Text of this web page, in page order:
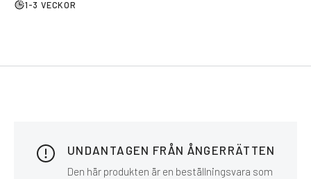
1-3 VECKOR
UNDANTAGEN FRÅN ÅNGERRÄTTEN
Den här produkten är en beställningsvara som